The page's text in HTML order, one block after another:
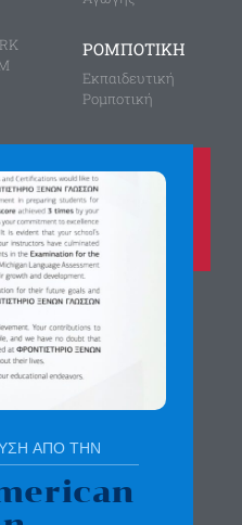
ΡΟΜΠΟΤΙΚΗ
Εκπαιδευτική
Ρομποτική
τώρα στο
πληροφορίες
8, Άνω Πεύκη
2, Λυκόβρυση
για χάρτη
ΑΠΟ ΤΗΝ